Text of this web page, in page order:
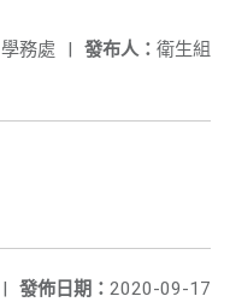
發布人： 衛生組
學務處 |
發佈日期： 2020-09-17
|